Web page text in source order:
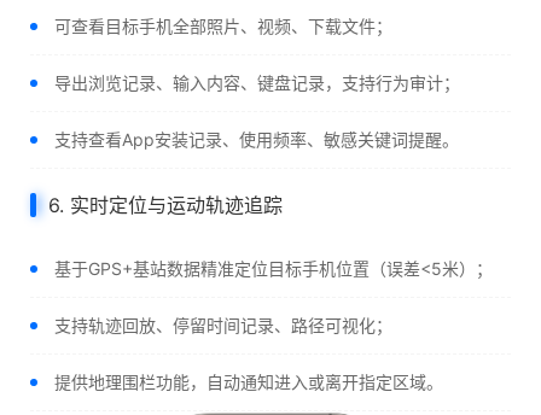
可查看目标手机全部照片、视频、下载文件；
导出浏览记录、输入内容、键盘记录，支持行为审计；
支持查看App安装记录、使用频率、敏感关键词提醒。
6. 实时定位与运动轨迹追踪
基于GPS+基站数据精准定位目标手机位置（误差<5米）；
支持轨迹回放、停留时间记录、路径可视化；
提供地理围栏功能，自动通知进入或离开指定区域。